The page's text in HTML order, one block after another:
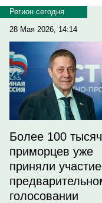
Регион сегодня
28 Мая 2026, 14:14
Более 100 тысяч
приморцев уже
приняли
голосовании